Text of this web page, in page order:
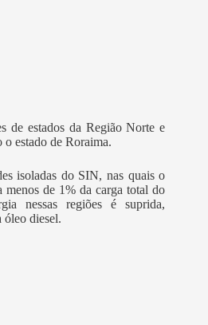
de estados da Região Norte e
estado de Roraima.
isoladas do SIN, nas quais o
menos de 1% da carga total do
nessas regiões é suprida,
óleo diesel.